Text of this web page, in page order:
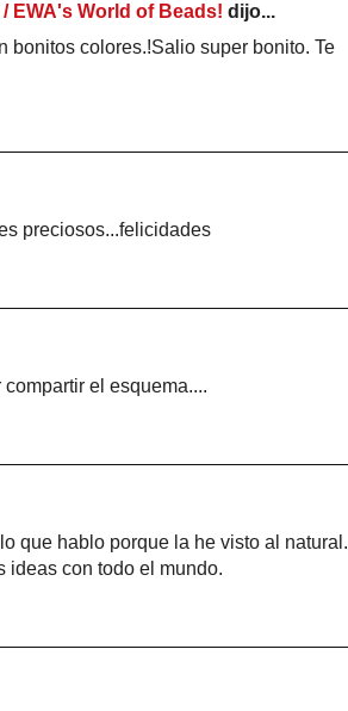
EWA's World of Beads! dijo...
bonitos colores.!Salio super bonito. Te
preciosos...felicidades
el esquema....
que hablo porque la he visto al natural.
ideas con todo el mundo.